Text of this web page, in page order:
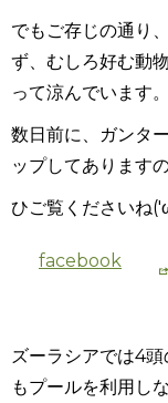
でもご存じの通り
ず、むしろ好む動
って涼んでいます。
数日前に、ガンタ
ップしてあります
ひご覧くださいね
facebook
ズーラシアでは4
もプールを利用し